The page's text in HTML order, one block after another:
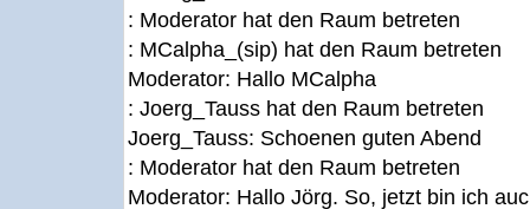
: Moderator hat den Raum betreten
: MCalpha_(sip) hat den Raum betreten
Moderator: Hallo MCalpha
: Joerg_Tauss hat den Raum betreten
Joerg_Tauss: Schoenen guten Abend
: Moderator hat den Raum betreten
Moderator: Hallo Jörg. So, jetzt bin ich